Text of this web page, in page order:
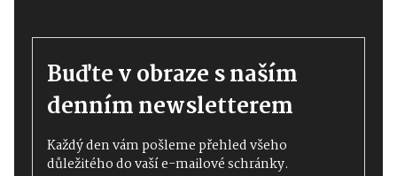
Buďte v obraze s naším
denním newsletterem
Každý den vám pošleme přehled všeho
důležitého do vaší e-mailové schránky.